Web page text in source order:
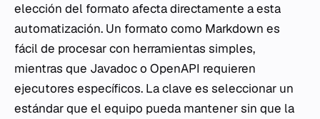
elección del formato afecta directamente a esta
automatización. Un formato como Markdown es
fácil de procesar con herramientas simples,
mientras que Javadoc o OpenAPI requieren
ejecutores específicos. La clave es seleccionar un
estándar que el equipo pueda mantener sin que la